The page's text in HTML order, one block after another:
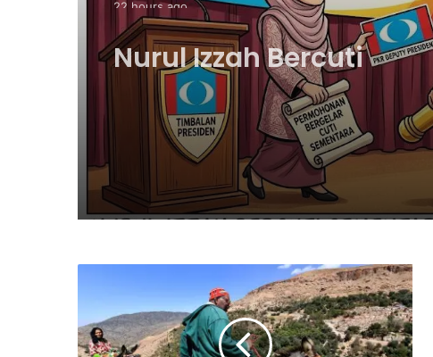
Nurul Izzah Bercuti
Sementara Jawatan
Timbalan Presiden PKR,
Saifuddin Pemangku
Tugas